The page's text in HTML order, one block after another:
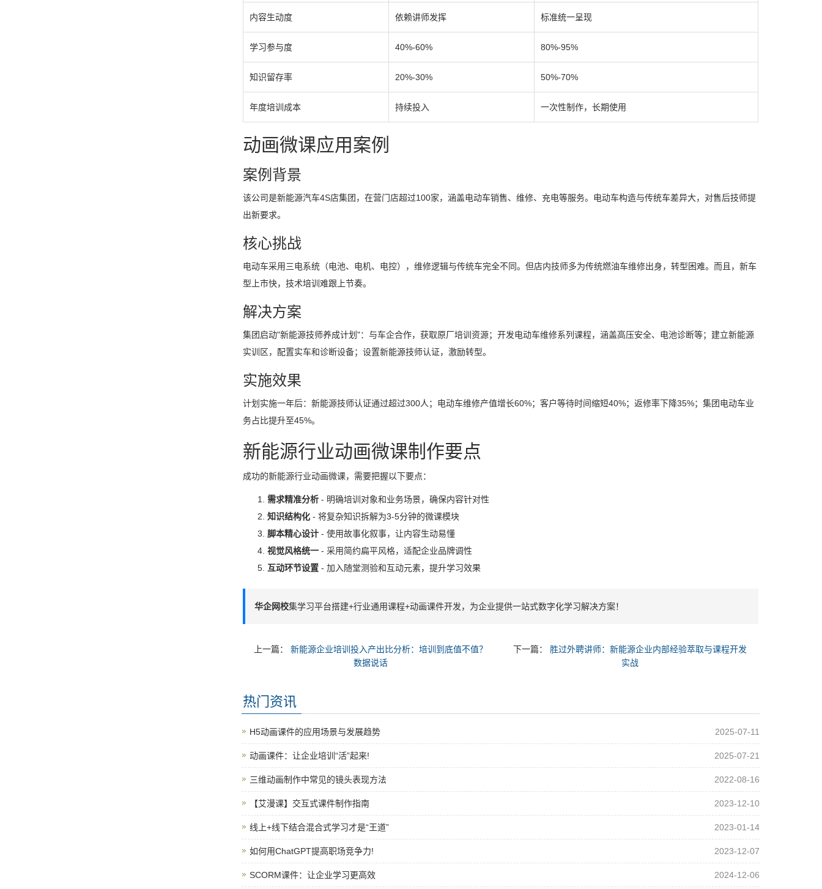
内容生动度 依赖讲师发挥 标准统一呈现
学习参与度 40%-60% 80%-95%
知识留存率 20%-30% 50%-70%
年度培训成本 持续投入 一次性制作，长期使用
动画微课应用案例
案例背景
该公司是新能源汽车4S店集团，在营门店超过100家，涵盖电动车销售、维修、充电等服务。电动车构造与传统车差异大，对售后技师提
出新要求。
核心挑战
电动车采用三电系统（电池、电机、电控），维修逻辑与传统车完全不同。但店内技师多为传统燃油车维修出身，转型困难。而且，新车
型上市快，技术培训难跟上节奏。
解决方案
集团启动"新能源技师养成计划"：与车企合作，获取原厂培训资源；开发电动车维修系列课程，涵盖高压安全、电池诊断等；建立新能源
实训区，配置实车和诊断设备；设置新能源技师认证，激励转型。
实施效果
计划实施一年后：新能源技师认证通过超过300人；电动车维修产值增长60%；客户等待时间缩短40%；返修率下降35%；集团电动车业
务占比提升至45%。
新能源行业动画微课制作要点
成功的新能源行业动画微课，需要把握以下要点：
需求精准分析- 明确培训对象和业务场景，确保内容针对性
知识结构化- 将复杂知识拆解为3-5分钟的微课模块
脚本精心设计- 使用故事化叙事，让内容生动易懂
视觉风格统一- 采用简约扁平风格，适配企业品牌调性
互动环节设置- 加入随堂测验和互动元素，提升学习效果
华企网校集学习平台搭建+行业通用课程+动画课件开发，为企业提供一站式数字化学习解决方案！
上一篇：新能源企业培训投入产出比分析：培训到底值不值？
数据说话
下一篇：胜过外聘讲师：新能源企业内部经验萃取与课程开发
实战
热门资讯
H5动画课件的应用场景与发展趋势 2025-07-11
动画课件：让企业培训“活”起来! 2025-07-21
三维动画制作中常见的镜头表现方法 2022-08-16
【艾漫课】交互式课件制作指南 2023-12-10
线上+线下结合混合式学习才是“王道” 2023-01-14
如何用ChatGPT提高职场竞争力! 2023-12-07
SCORM课件：让企业学习更高效 2024-12-06